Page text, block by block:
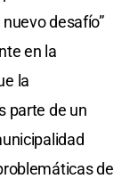
desafío”
en la
la
parte de un
de